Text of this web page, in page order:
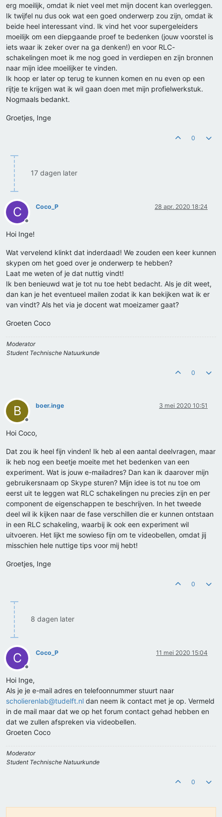
erg moeilijk, omdat ik niet veel met mijn docent kan overleggen.
Ik twijfel nu dus ook wat een goed onderwerp zou zijn, omdat ik
beide heel interessant vind. Ik vind het voor supergeleiders
moeilijk om een diepgaande proef te bedenken (jouw voorstel is
iets waar ik zeker over na ga denken!) en voor RLC-
schakelingen moet ik me nog goed in verdiepen en zijn bronnen
naar mijn idee moeilijker te vinden.
Ik hoop er later op terug te kunnen komen en nu even op een
rijtje te krijgen wat ik wil gaan doen met mijn profielwerkstuk.
Nogmaals bedankt.
Groetjes, Inge
0
17 dagen later
C
Offline
Coco_P 28 apr. 2020 18:24
Hoi Inge!
Wat vervelend klinkt dat inderdaad! We zouden een keer kunnen
skypen om het goed over je onderwerp te hebben?
Laat me weten of je dat nuttig vindt!
Ik ben benieuwd wat je tot nu toe hebt bedacht. Als je dit weet,
dan kan je het eventueel mailen zodat ik kan bekijken wat ik er
van vindt? Als het via je docent wat moeizamer gaat?
Groeten Coco
Moderator
Student Technische Natuurkunde
0
B
Offline
boer.inge 3 mei 2020 10:51
Hoi Coco,
Dat zou ik heel fijn vinden! Ik heb al een aantal deelvragen, maar
ik heb nog een beetje moeite met het bedenken van een
experiment. Wat is jouw e-mailadres? Dan kan ik daarover mijn
gebruikersnaam op Skype sturen? Mijn idee is tot nu toe om
eerst uit te leggen wat RLC schakelingen nu precies zijn en per
component de eigenschappen te beschrijven. In het tweede
deel wil ik kijken naar de fase verschillen die er kunnen ontstaan
in een RLC schakeling, waarbij ik ook een experiment wil
uitvoeren. Het lijkt me sowieso fijn om te videobellen, omdat jij
misschien hele nuttige tips voor mij hebt!
Groetjes, Inge
0
8 dagen later
C
Offline
Coco_P 11 mei 2020 15:04
Hoi Inge,
Als je je e-mail adres en telefoonnummer stuurt naar
scholierenlab@tudelft.nl dan neem ik contact met je op. Vermeld
in de mail maar dat we op het forum contact gehad hebben en
dat we zullen afspreken via videobellen.
Groeten Coco
Moderator
Student Technische Natuurkunde
0